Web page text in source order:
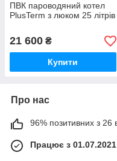
ПВК пароводяний котел
PlusTerm з люком 25 літрів
21 600 ₴
Купити
Про нас
96% позитивних з 26
Працює з 01.07.2021